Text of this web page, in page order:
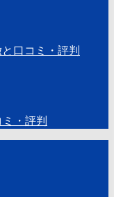
口コミ・評判
・評判